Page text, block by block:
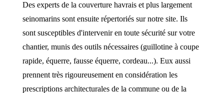
Des experts de la couverture havrais et plus largement
seinomarins sont ensuite répertoriés sur notre site. Ils
sont susceptibles d'intervenir en toute sécurité sur votre
chantier, munis des outils nécessaires (guillotine à coupe
rapide, équerre, fausse équerre, cordeau...). Eux aussi
prennent très rigoureusement en considération les
prescriptions architecturales de la commune ou de la